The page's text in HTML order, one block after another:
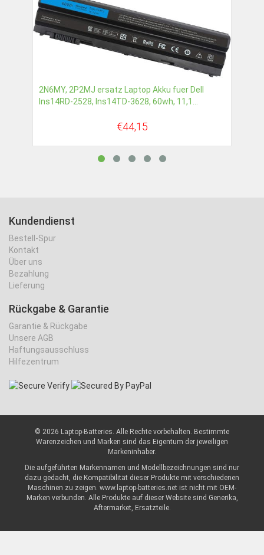
2N6MY, 2P2MJ ersatz Laptop Akku fuer Dell
Ins14RD-2528, Ins14TD-3628, 60wh, 11,1...
€44,15
Kundendienst
Bestell-Spur
Kontakt
Über uns
Bezahlung
Lieferung
Rückgabe & Garantie
Garantie & Rückgabe
Unsere AGB
Haftungsausschluss
Hilfezentrum
© 2026 Laptop-Batteries. Alle Rechte vorbehalten. Bestimmte
Warenzeichen und Marken sind das Eigentum der jeweiligen
Markeninhaber.
Die aufgeführten Markennamen und Modellbezeichnungen sind nur
dazu gedacht, die Kompatibilität dieser Produkte mit verschiedenen
Maschinen zu zeigen. www.laptop-batteries.net ist nicht mit OEM-
Marken verbunden. Alle Produkte auf dieser Website sind Generika,
Aftermarket, Ersatzteile.